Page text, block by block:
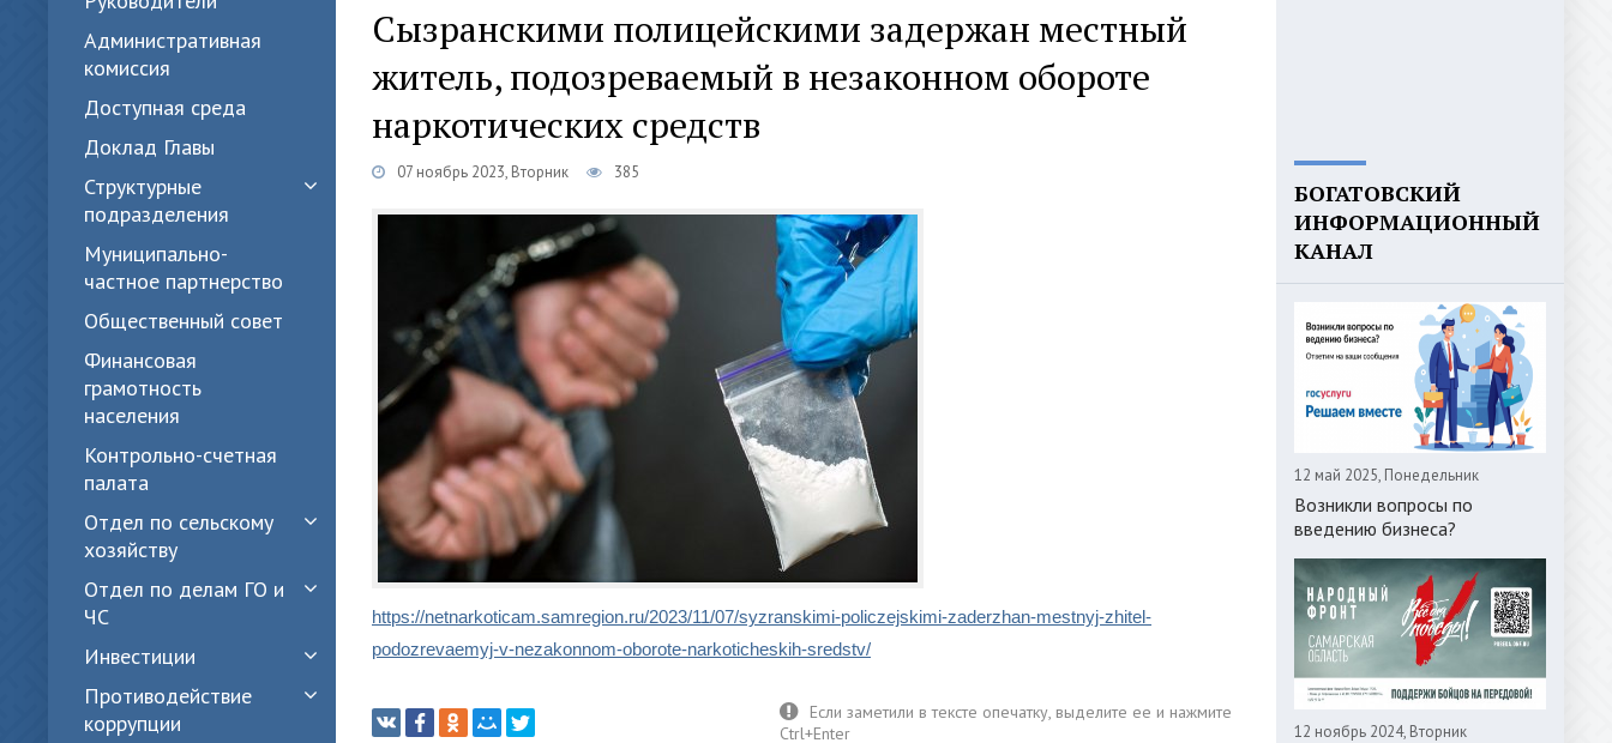
Административная
комиссия
Доступная среда
Доклад Главы
Структурные
подразделения
Муниципально-
частное партнерство
Общественный совет
Финансовая
грамотность
населения
Контрольно-счетная
палата
Отдел по сельскому
хозяйству
Отдел по делам ГО и
ЧС
Инвестиции
Противодействие
коррупции
Сызранскими полицейскими задержан местный
житель, подозреваемый в незаконном обороте
наркотических средств
07 ноябрь 2023, Вторник 385
https://netnarkoticam.samregion.ru/2023/11/07/syzranskimi-policzejskimi-zaderzhan-mestnyj-zhitel-
podozrevaemyj-v-nezakonnom-oborote-narkoticheskih-sredstv/
БОГАТОВСКИЙ
ИНФОРМАЦИОННЫЙ
КАНАЛ
12 май 2025, Понедельник
Возникли вопросы по
введению бизнеса?
12 ноябрь 2024, Вторник